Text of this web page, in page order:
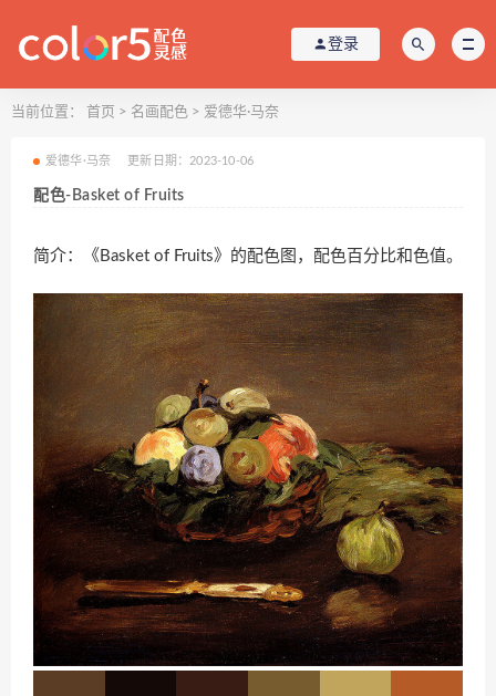
登录
当前位置： 首页 > 名画配色 > 爱德华·马奈
爱德华·马奈 更新日期：2023-10-06
配色-Basket of Fruits
简介：《Basket of Fruits》的配色图，配色百分比和色值。